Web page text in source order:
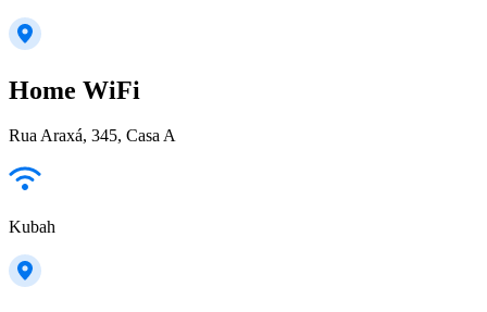
Home WiFi
Rua Araxá, 345, Casa A
Kubah